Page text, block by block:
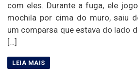
com eles. Durante a fuga, ele
mochila por cima do muro, saiu
um comparsa que estava do lado
[…]